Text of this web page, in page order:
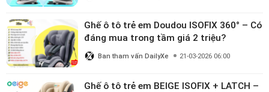
Ghế ô tô trẻ em Doudou ISOFIX 360° – Có
đáng mua trong tầm giá 2 triệu?
Ban tham vấn DailyXe 21-03-2026 06:00
Ghế ô tô trẻ em BEIGE ISOFIX + LATCH –